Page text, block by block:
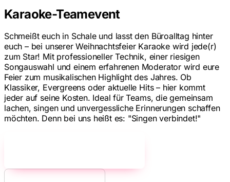
Karaoke-Teamevent
Schmeißt euch in Schale und lasst den Büroalltag hinter
euch – bei unserer Weihnachtsfeier Karaoke wird jede(r)
zum Star! Mit professioneller Technik, einer riesigen
Songauswahl und einem erfahrenen Moderator wird eure
Feier zum musikalischen Highlight des Jahres. Ob
Klassiker, Evergreens oder aktuelle Hits – hier kommt
jeder auf seine Kosten. Ideal für Teams, die gemeinsam
lachen, singen und unvergessliche Erinnerungen schaffen
möchten. Denn bei uns heißt es: "Singen verbindet!"